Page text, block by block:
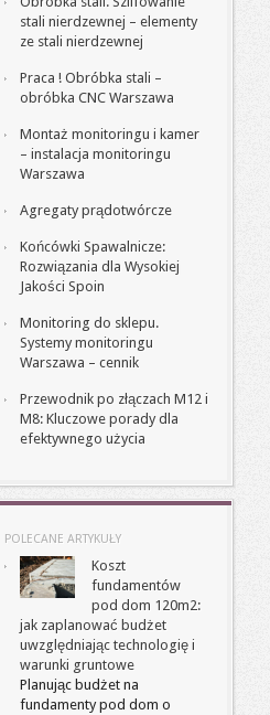
stali nierdzewnej – elementy
ze stali nierdzewnej
Praca ! Obróbka stali –
obróbka CNC Warszawa
Montaż monitoringu i kamer
– instalacja monitoringu
Warszawa
Agregaty prądotwórcze
Końcówki Spawalnicze:
Rozwiązania dla Wysokiej
Jakości Spoin
Monitoring do sklepu.
Systemy monitoringu
Warszawa – cennik
Przewodnik po złączach M12 i
M8: Kluczowe porady dla
efektywnego użycia
POLECANE ARTYKUŁY
Koszt
fundamentów
pod dom 120m2:
jak zaplanować budżet
uwzględniając technologię i
warunki gruntowe
Planując budżet na
fundamenty pod dom o